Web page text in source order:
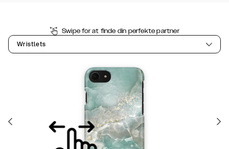
Swipe for at finde din perfekte partner
Wristlets